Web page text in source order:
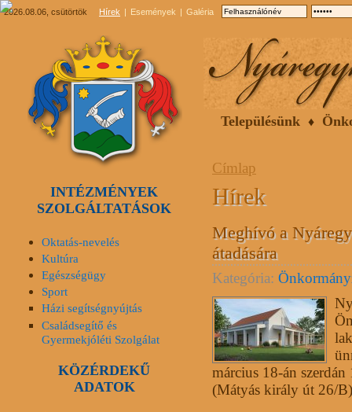
2026.08.06, csütörtök Hírek Események Galéria
Településünk
Címlap
Hírek
Meghívó a
átadására
Kategória:
március 18-án
(Mátyás király út 26/
INTÉZMÉNYEK
SZOLGÁLTATÁSOK
Oktatás-nevelés
Kultúra
Egészségügy
Sport
Házi segítségnyújtás
Családsegítő és
Gyermekjóléti Szolgálat
KÖZÉRDEKŰ
ADATOK